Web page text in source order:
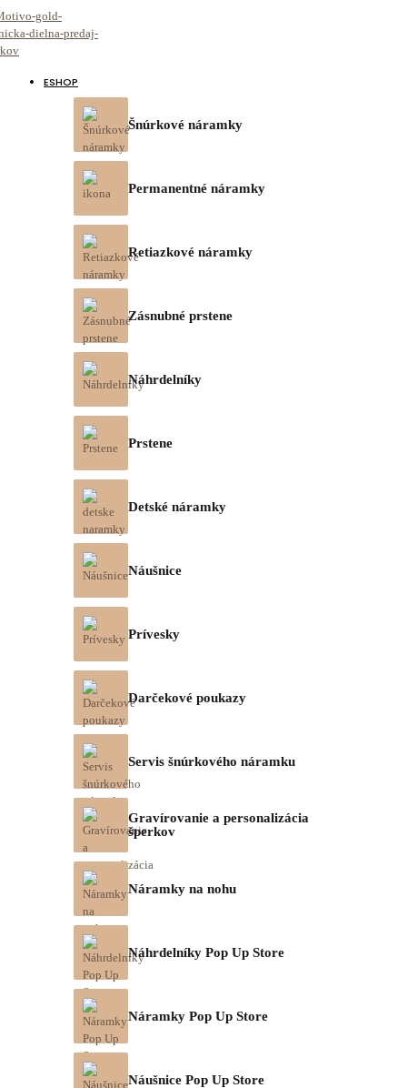
ESHOP
Šnúrkové náramky
Permanentné náramky
Retiazkové náramky
Zásnubné prstene
Náhrdelníky
Prstene
Detské náramky
Náušnice
Prívesky
Darčekové poukazy
Servis šnúrkového náramku
Gravírovanie a personalizácia
šperkov
Náramky na nohu
Náhrdelníky Pop Up Store
Náramky Pop Up Store
Náušnice Pop Up Store